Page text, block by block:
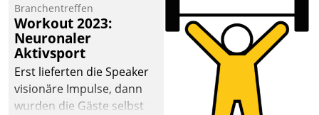
Branchentreffen
Workout 2023:
Neuronaler
Aktivsport
Erst lieferten die Speaker
visionäre Impulse, dann
wurden die Gäste selbst